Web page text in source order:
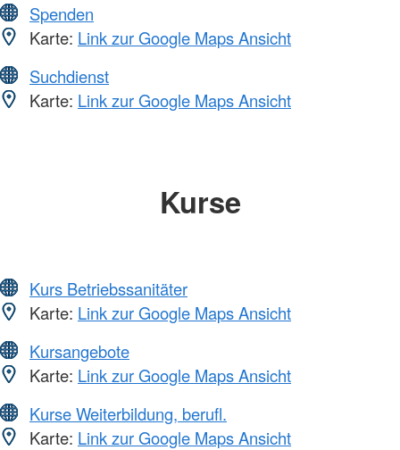
Spenden
Karte: Link zur Google Maps Ansicht
Suchdienst
Karte: Link zur Google Maps Ansicht
Kurse
Kurs Betriebssanitäter
Karte: Link zur Google Maps Ansicht
Kursangebote
Karte: Link zur Google Maps Ansicht
Kurse Weiterbildung, berufl.
Karte: Link zur Google Maps Ansicht